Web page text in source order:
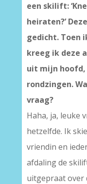
een skilift:
heiraten?’
gedicht. Toen
kreeg ik deze
uit mijn
rondzingen.
vraag?
Haha, ja, leuke
hetzelfde. Ik
vriendin en
afdaling de
uitgepraat over